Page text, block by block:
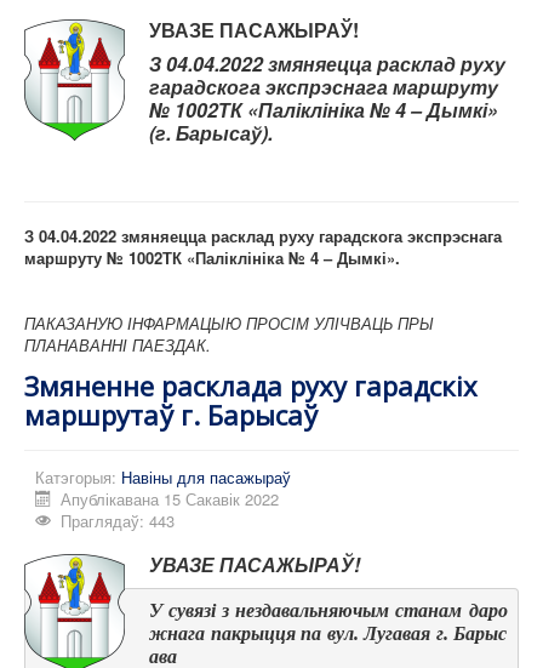
УВАЗЕ ПАСАЖЫРАЎ!
З 04.04.2022 змяняецца расклад руху
гарадскога экспрэснага маршруту
№ 1002ТК «Паліклініка № 4 – Дымкі»
(г. Барысаў).
З 04.04.2022 змяняецца расклад руху гарадскога экспрэснага
маршруту № 1002ТК «Паліклініка № 4 – Дымкі».
ПАКАЗАНУЮ ІНФАРМАЦЫЮ ПРОСІМ УЛІЧВАЦЬ ПРЫ
ПЛАНАВАННІ ПАЕЗДАК.
Змяненне расклада руху гарадскіх
маршрутаў г. Барысаў
Катэгорыя: Навіны для пасажыраў
Апублікавана 15 Сакавік 2022
Праглядаў: 443
УВАЗЕПАСАЖЫРАЎ!
У сувязі з нездавальняючым станам даро
жнага пакрыцця па вул. Лугавая г. Барыс
ава